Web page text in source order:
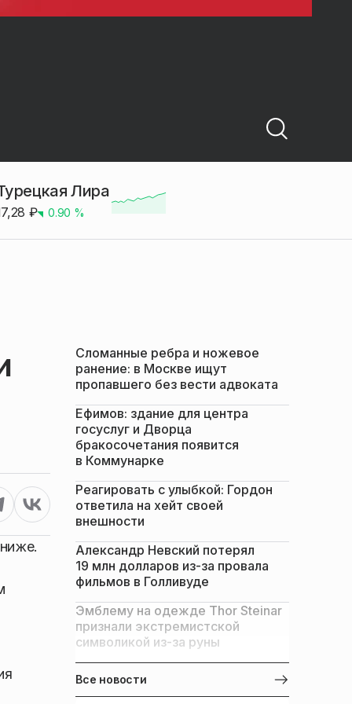
Лира
₽ 0.90 %
Сломанные ребра и ножевое
ранение: в Москве ищут
пропавшего без вести адвоката
Ефимов: здание для центра
госуслуг и Дворца
бракосочетания появится
в Коммунарке
Реагировать с улыбкой: Гордон
ответила на хейт своей
внешности
Александр Невский потерял
19 млн долларов из-за провала
фильмов в Голливуде
Эмблему на одежде Thor Steinar
признали экстремистской
символикой из-за руны
Все новости